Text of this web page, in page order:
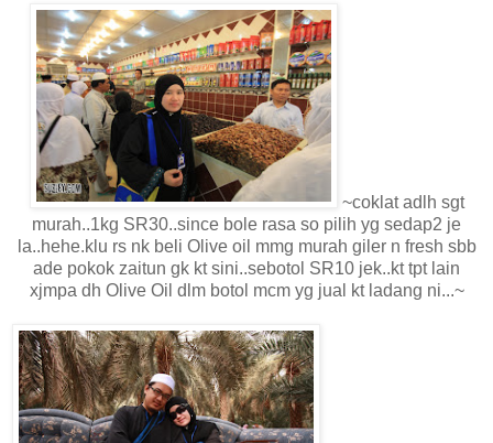
~coklat adlh sgt
murah..1kg SR30..since bole rasa so pilih yg sedap2 je
la..hehe.klu rs nk beli Olive oil mmg murah giler n fresh sbb
ade pokok zaitun gk kt sini..sebotol SR10 jek..kt tpt lain
xjmpa dh Olive Oil dlm botol mcm yg jual kt ladang ni...~